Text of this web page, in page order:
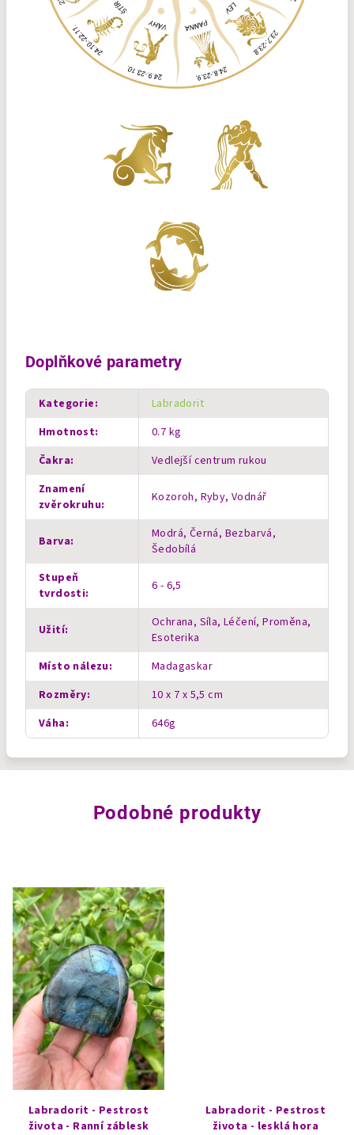
Doplňkové parametry
Kategorie:
Labradorit
Hmotnost:
0.7 kg
Čakra:
Vedlejší centrum rukou
Znamení
zvěrokruhu: Kozoroh, Ryby, Vodnář
Barva:
Modrá, Černá, Bezbarvá,
Šedobílá
Stupeň
tvrdosti: 6 - 6,5
Užití:
Ochrana, Síla, Léčení, Proměna,
Esoterika
Místo nálezu:
Madagaskar
Rozměry:
10 x 7 x 5,5 cm
Váha: 646g
Podobné produkty
Labradorit - Pestrost
života - Ranní záblesk
Labradorit - Pestrost
života - lesklá hora